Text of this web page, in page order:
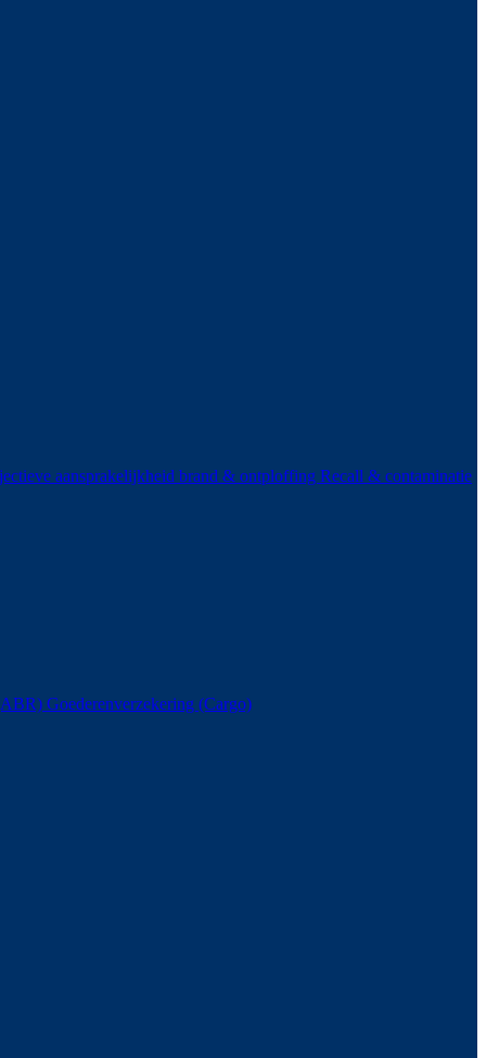
aansprakelijkheid brand & ontploffing Recall & contaminatie
Goederenverzekering (Cargo)